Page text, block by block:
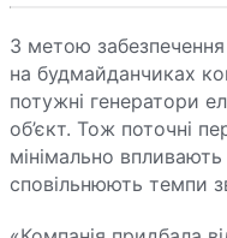
З метою
на будмайданчиках
потужні генератори
об’єкт. Тож поточні
мінімально
сповільнюють темпи